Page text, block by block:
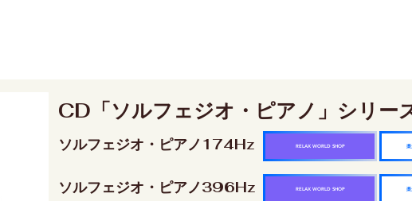
CD「ソルフェジオ・ピアノ」シリー
ソルフェジオ・ピアノ174Hz 楽
RELAX WORLD SHOP
ソルフェジオ・ピアノ396Hz 楽
RELAX WORLD SHOP